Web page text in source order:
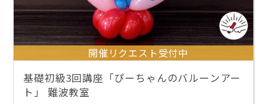
開催リクエスト受付中
基礎初級3回講座「ぴーちゃんのバルーンアー
ト」 難波教室